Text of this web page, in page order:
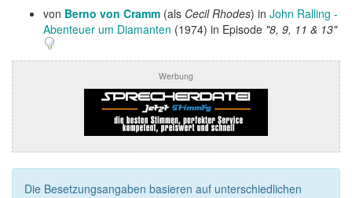
von Berno von Cramm (als Cecil Rhodes) in John Ralling -
Abenteuer um Diamanten (1974) in Episode "8, 9, 11 & 13"
Werbung
Die Besetzungsangaben basieren auf unterschiedlichen